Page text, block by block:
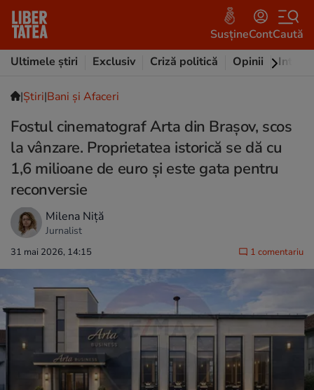
SusțineContCaută
Ultimele știri
Exclusiv Criză politică Opinii
|Ştiri|Bani și Afaceri
Fostul cinematograf Arta din Braşov, scos
la vânzare. Proprietatea istorică se dă cu
1,6 milioane de euro și este gata pentru
reconversie
Milena Niță
Jurnalist
31 mai 2026, 14:15 1 comentariu